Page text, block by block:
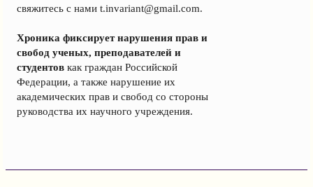
свяжитесь с нами t.invariant@gmail.com.
Хроника фиксирует нарушения прав и
свобод ученых, преподавателей и
студентов как граждан Российской
Федерации, а также нарушение их
академических прав и свобод со стороны
руководства их научного учреждения.